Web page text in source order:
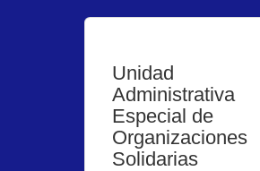
Unidad
Administrativa
Especial de
Organizaciones
Solidarias